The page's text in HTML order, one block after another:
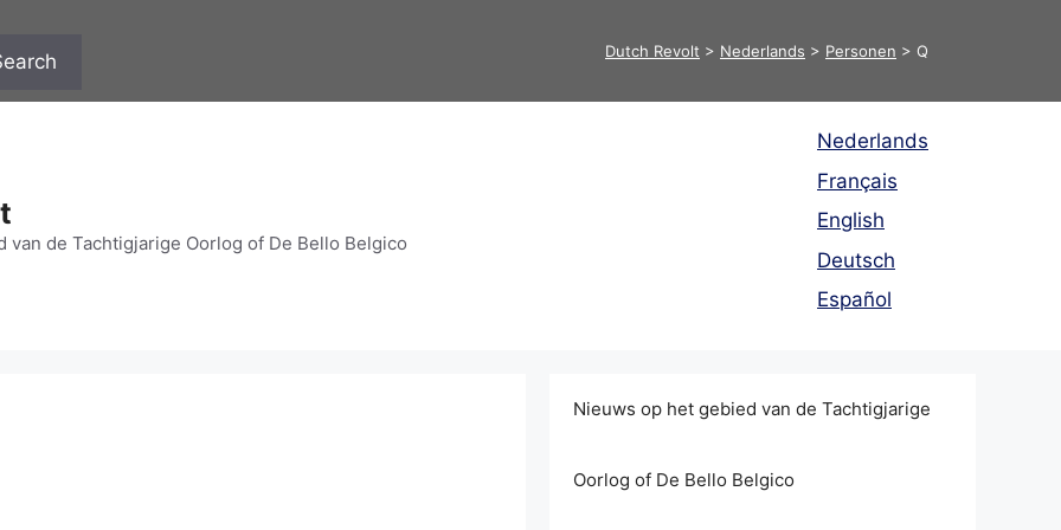
Dutch Revolt > Nederlands > Personen > Q
van de Tachtigjarige Oorlog of De Bello Belgico
Nederlands
Français
English
Deutsch
Español
Nieuws op het gebied van de Tachtigjarige
Oorlog of De Bello Belgico